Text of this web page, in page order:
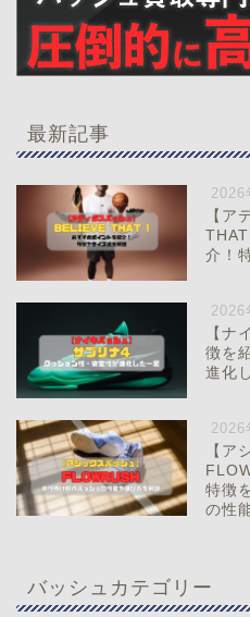
最新記事
2026
【ア
介！
2026
【ナ
徴を
進化
2026
【ア
特徴
の性
バッシュカテゴリー